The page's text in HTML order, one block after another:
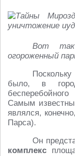
Вот
огороженный
было, в
Самым
являлся, конечно,
Парса).
Он
комплекс